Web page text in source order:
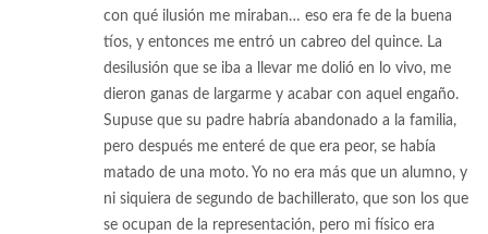
con qué ilusión me miraban… eso era fe de la buena
tíos, y entonces me entró un cabreo del quince. La
desilusión que se iba a llevar me dolió en lo vivo, me
dieron ganas de largarme y acabar con aquel engaño.
Supuse que su padre habría abandonado a la familia,
pero después me enteré de que era peor, se había
matado de una moto. Yo no era más que un alumno, y
ni siquiera de segundo de bachillerato, que son los que
se ocupan de la representación, pero mi físico era